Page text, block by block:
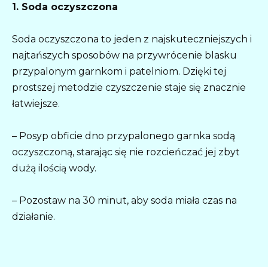
1. Soda oczyszczona
Soda oczyszczona to jeden z najskuteczniejszych i
najtańszych sposobów na przywrócenie blasku
przypalonym garnkom i patelniom. Dzięki tej
prostszej metodzie czyszczenie staje się znacznie
łatwiejsze.
– Posyp obficie dno przypalonego garnka sodą
oczyszczoną, starając się nie rozcieńczać jej zbyt
dużą ilością wody.
– Pozostaw na 30 minut, aby soda miała czas na
działanie.